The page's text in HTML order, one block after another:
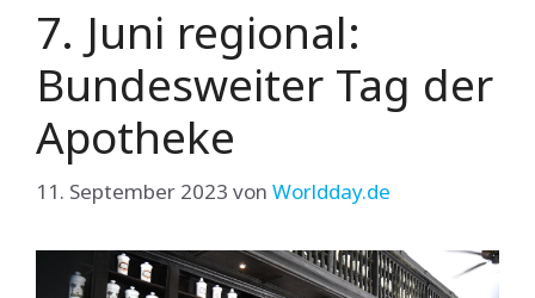
7. Juni regional:
Bundesweiter Tag der
Apotheke
11. September 2023 von Worldday.de